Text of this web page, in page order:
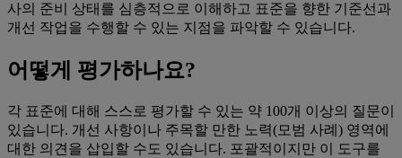
사의 준비 상태를 심층적으로 이해하고 표준을 향한 기준선과
개선 작업을 수행할 수 있는 지점을 파악할 수 있습니다.
어떻게 평가하나요?
각 표준에 대해 스스로 평가할 수 있는 약 100개 이상의 질문이
있습니다. 개선 사항이나 주목할 만한 노력(모범 사례) 영역에
대한 의견을 삽입할 수도 있습니다. 포괄적이지만 이 도구를